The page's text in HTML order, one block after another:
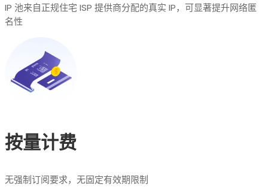
IP 池来自正规住宅 ISP 提供商分配的真实 IP，可显著提升网络匿
名性
按量计费
无强制订阅要求，无固定有效期限制